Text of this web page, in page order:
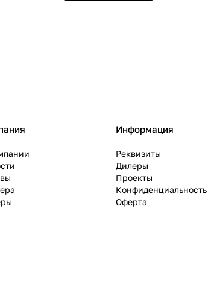
Информация
Реквизиты
Дилеры
Проекты
Конфиденциальность
Оферта